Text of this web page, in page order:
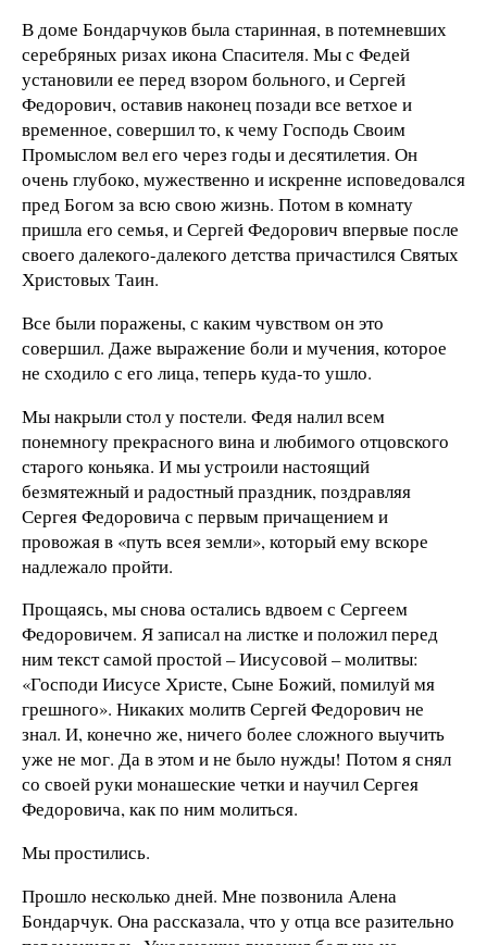
В доме Бондарчуков была старинная, в потемневших
серебряных ризах икона Спасителя. Мы с Федей
установили ее перед взором больного, и Сергей
Федорович, оставив наконец позади все ветхое и
временное, совершил то, к чему Господь Своим
Промыслом вел его через годы и десятилетия. Он
очень глубоко, мужественно и искренне исповедовался
пред Богом за всю свою жизнь. Потом в комнату
пришла его семья, и Сергей Федорович впервые после
своего далекого-далекого детства причастился Святых
Христовых Таин.
Все были поражены, с каким чувством он это
совершил. Даже выражение боли и мучения, которое
не сходило с его лица, теперь куда-то ушло.
Мы накрыли стол у постели. Федя налил всем
понемногу прекрасного вина и любимого отцовского
старого коньяка. И мы устроили настоящий
безмятежный и радостный праздник, поздравляя
Сергея Федоровича с первым причащением и
провожая в «путь всея земли», который ему вскоре
надлежало пройти.
Прощаясь, мы снова остались вдвоем с Сергеем
Федоровичем. Я записал на листке и положил перед
ним текст самой простой – Иисусовой – молитвы:
«Господи Иисусе Христе, Сыне Божий, помилуй мя
грешного». Никаких молитв Сергей Федорович не
знал. И, конечно же, ничего более сложного выучить
уже не мог. Да в этом и не было нужды! Потом я снял
со своей руки монашеские четки и научил Сергея
Федоровича, как по ним молиться.
Мы простились.
Прошло несколько дней. Мне позвонила Алена
Бондарчук. Она рассказала, что у отца все разительно